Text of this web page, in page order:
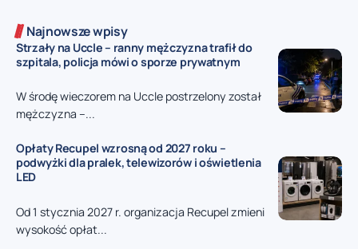
Najnowsze wpisy
Strzały na Uccle – ranny mężczyzna trafił do
szpitala, policja mówi o sporze prywatnym
W środę wieczorem na Uccle postrzelony został
mężczyzna –...
Opłaty Recupel wzrosną od 2027 roku –
podwyżki dla pralek, telewizorów i oświetlenia
LED
Od 1 stycznia 2027 r. organizacja Recupel zmieni
wysokość opłat...